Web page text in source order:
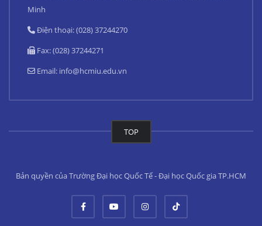
Minh
Điện thoại: (028) 37244270
Fax: (028) 37244271
Email: info@hcmiu.edu.vn
TOP
Bản quyền của Trường Đại học Quốc Tế - Đại học Quốc gia TP.HCM